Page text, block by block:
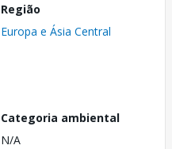
Região
Europa e Ásia Central
Categoria ambiental
N/A